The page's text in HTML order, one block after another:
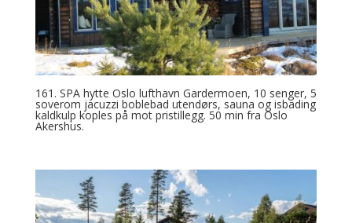
161. SPA hytte Oslo lufthavn Gardermoen, 10 senger, 5
soverom jacuzzi boblebad utendørs, sauna og isbading
kaldkulp koples på mot pristillegg. 50 min fra Oslo
Akershus.